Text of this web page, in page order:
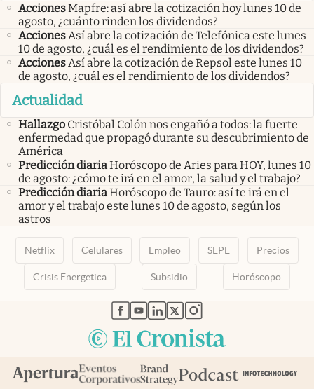
AccionesMapfre: así abre la cotización hoy lunes 10 de
agosto, ¿cuánto rinden los dividendos?
AccionesAsí abre la cotización de Telefónica este lunes
10 de agosto, ¿cuál es el rendimiento de los dividendos?
AccionesAsí abre la cotización de Repsol este lunes 10
de agosto, ¿cuál es el rendimiento de los dividendos?
Actualidad
Hallazgo Cristóbal Colón nos engañó a todos: la fuerte
enfermedad que propagó durante su descubrimiento de
América
Predicción diariaHoróscopo de Aries para HOY, lunes 10
de agosto: ¿cómo te irá en el amor, la salud y el trabajo?
Predicción diariaHoróscopo de Tauro: así te irá en el
amor y el trabajo este lunes 10 de agosto, según los
astros
Netflix Celulares Empleo SEPE Precios
Crisis Energetica Subsidio Horóscopo
abre en nueva pestaña
abre en nueva pestaña
abre en nueva pestaña
abre en nueva pestaña
abre en nueva pestaña